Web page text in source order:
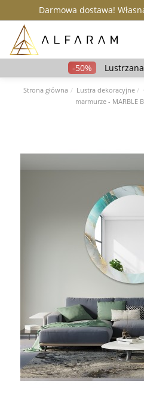
Darmowa dostawa!
Strona główna Lustra dekoracyjne
marmurze - MARBLE